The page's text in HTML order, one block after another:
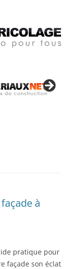
à
pratique pour
façade son éclat